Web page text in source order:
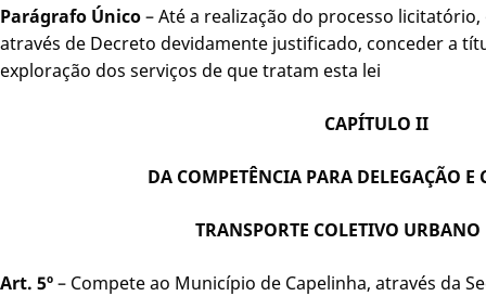
Parágrafo Único– Até a realização do processo
através de Decreto devidamente justificado, conceder a
exploração dos serviços de que tratam esta lei
CAPÍTULO II
DA COMPETÊNCIA PARA DELEGAÇÃO E
TRANSPORTE COLETIVO URBANO
Art. 5º– Compete ao Município de Capelinha, através da